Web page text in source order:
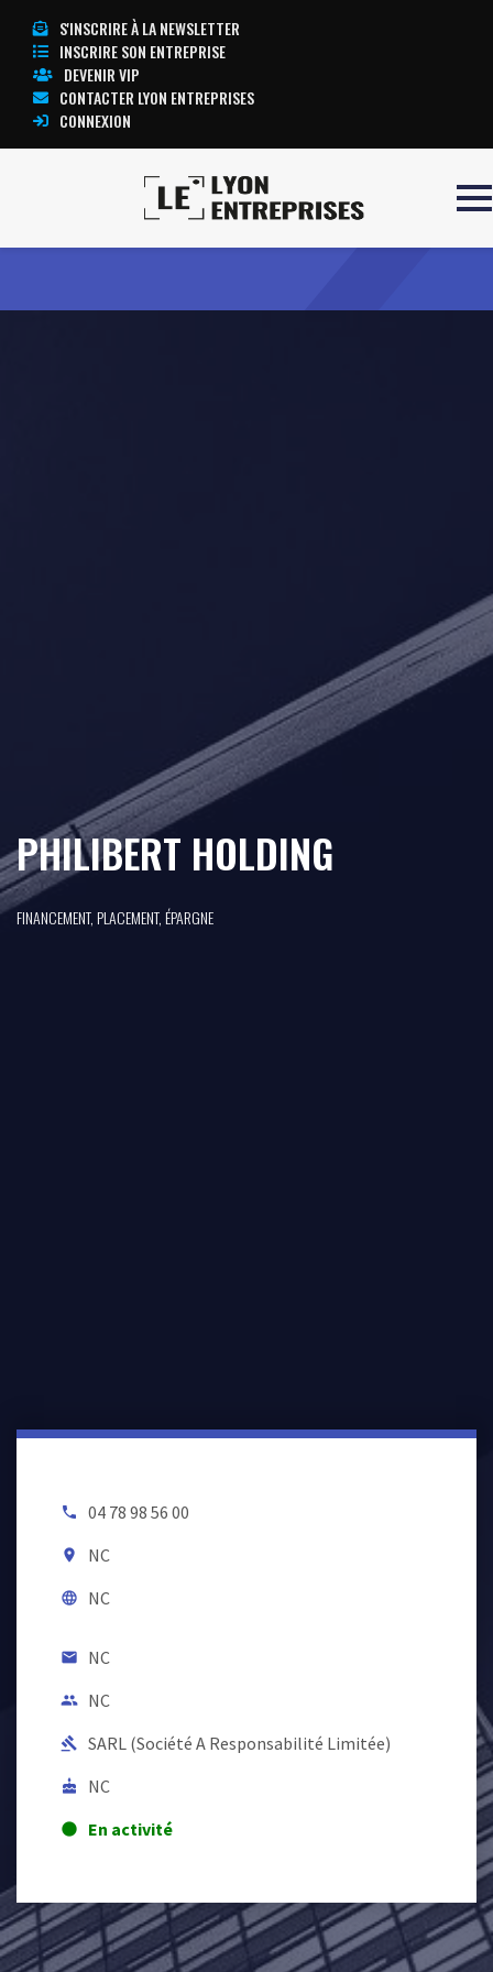
S'INSCRIRE À LA NEWSLETTER
INSCRIRE SON ENTREPRISE
DEVENIR VIP
CONTACTER LYON ENTREPRISES
CONNEXION
PHILIBERT HOLDING
FINANCEMENT, PLACEMENT, ÉPARGNE
local_phone 04 78 98 56 00
room NC
language NC
email NC
people NC
gavel SARL (Société A Responsabilité Limitée)
cake NC
lens En activité